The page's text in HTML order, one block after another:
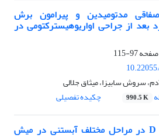
مدتومیدین و پیرامون برش
بعد از جراحی اواریوهیسترکتومی در
97-115
سروش سابیزا، میثاق جلالی
990.5 K چکیده تفصیلی
بررسی وضعیت ویتامین D در مراحل مختلف آبستنی در میش